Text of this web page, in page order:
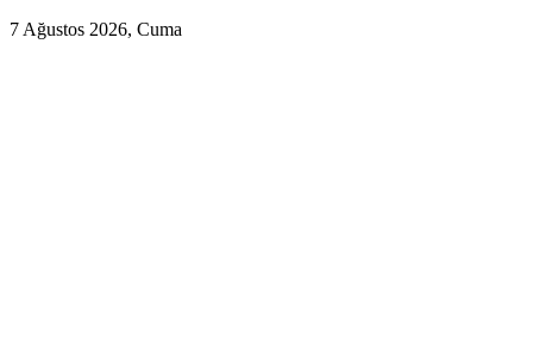
7 Ağustos 2026, Cuma